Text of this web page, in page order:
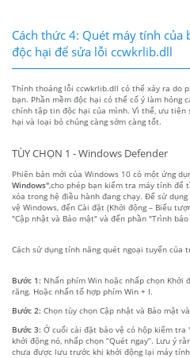
Cách thức 4: Quét máy tính
độc hại để sửa lỗi ccwkrlib.dll
Thỉnh thoảng lỗi ccwkrlib.dll có thể xảy ra do
bạn. Phần mềm độc hại có thể cố ý làm hỏng
chính tập tin độc hại của mình. Vì thế, ưu
hại và loại bỏ chúng càng sớm càng tốt.
TÙY CHỌN 1 - Windows Defender
Phiên bản mới của Windows 10 có một ứng
Windows",cho phép bạn kiểm tra máy tính để
xóa trong hệ điều hành đang chạy. Để sử
vệ Windows, đến Cài đặt (Khởi động – Biểu
"Cập nhật và Bảo mật" và đến phần "Trình
Cách sử dụng tính năng quét ngoại tuyến của
Bước 1: Nhấn phím Win hoặc nhấp chọn Khởi
răng. Hoặc nhấn tổ hợp phím Win + I.
Bước 2: Chọn tùy chọn Cập nhật và Bảo mật
Bước 3: Ở cuối cài đặt bảo vệ có hộp kiểm
khởi động nó, nhấp chọn “Quét ngay”. Lưu ý
chưa được lưu trước khi khởi động lại máy